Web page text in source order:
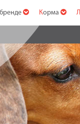
О бренде Корма